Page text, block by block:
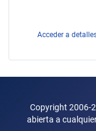
Acceder a
Copyright 2006-
abierta a